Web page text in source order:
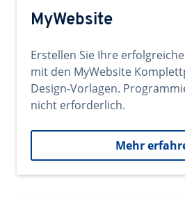
MyWebsite
Erstellen Sie Ihre
mit den MyWebsite
Design-Vorlagen.
nicht erforderlich.
Mehr